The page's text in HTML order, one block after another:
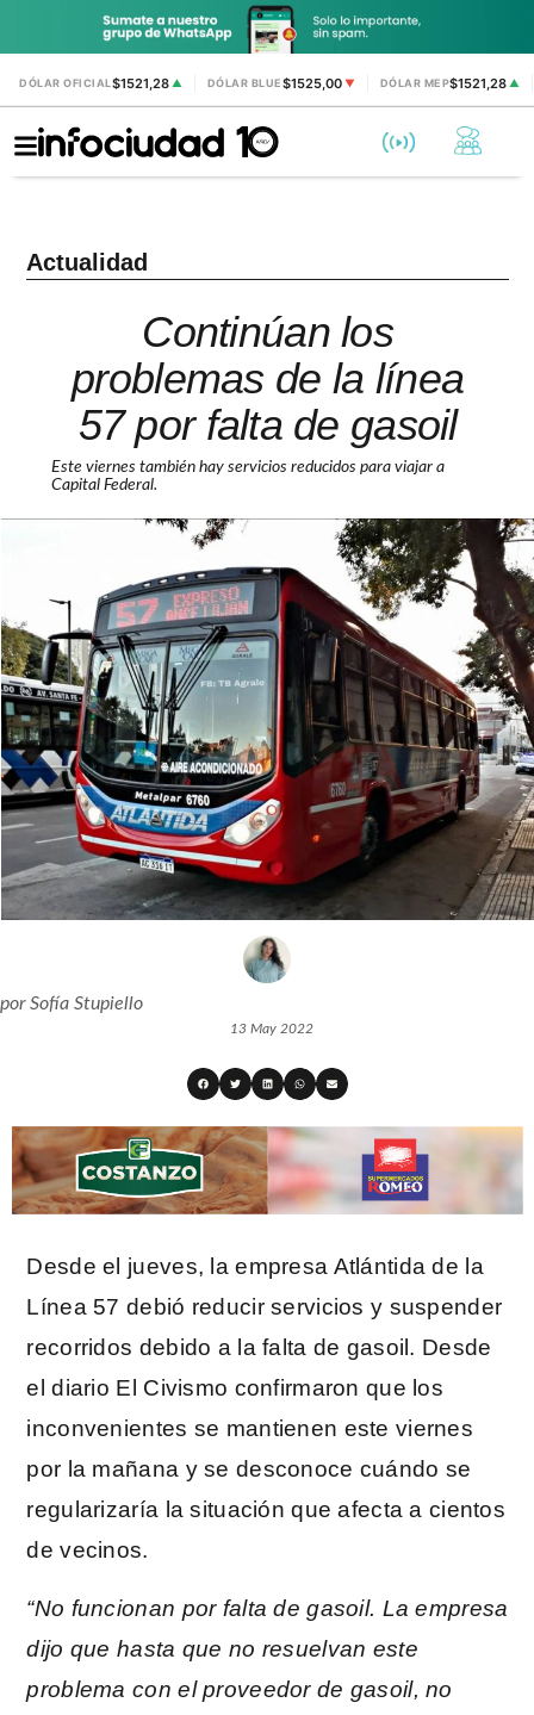
DÓLAR OFICIAL$1521,28 ▲ DÓLAR BLUE$1525,00 ▼ DÓLAR MEP$1521,28▲
Actualidad
Continúan los
problemas de la línea
57 por falta de gasoil
Este viernes también hay servicios reducidos para viajar a
Capital Federal.
porSofía Stupiello
13 May 2022
Desde el jueves, la empresa Atlántida de la
Línea 57 debió reducir servicios y suspender
recorridos debido a la falta de gasoil. Desde
el diario El Civismo confirmaron que los
inconvenientes se mantienen este viernes
por la mañana y se desconoce cuándo se
regularizaría la situación que afecta a cientos
de vecinos.
“No funcionan por falta de gasoil. La empresa
dijo que hasta que no resuelvan este
problema con el proveedor de gasoil, no